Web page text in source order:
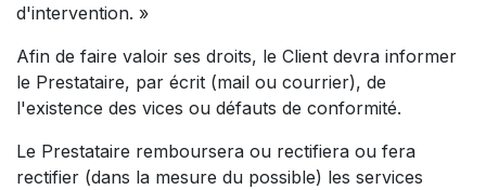
d'intervention. »
Afin de faire valoir ses droits, le Client devra informer
le Prestataire, par écrit (mail ou courrier), de
l'existence des vices ou défauts de conformité.
Le Prestataire remboursera ou rectifiera ou fera
rectifier (dans la mesure du possible) les services